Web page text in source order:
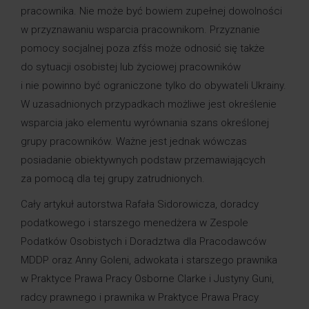
pracownika. Nie może być bowiem zupełnej dowolności
w przyznawaniu wsparcia pracownikom. Przyznanie
pomocy socjalnej poza zfśs może odnosić się także
do sytuacji osobistej lub życiowej pracowników
i nie powinno być ograniczone tylko do obywateli Ukrainy.
W uzasadnionych przypadkach możliwe jest określenie
wsparcia jako elementu wyrównania szans określonej
grupy pracowników. Ważne jest jednak wówczas
posiadanie obiektywnych podstaw przemawiających
za pomocą dla tej grupy zatrudnionych.
Cały artykuł autorstwa Rafała Sidorowicza, doradcy
podatkowego i starszego menedżera w Zespole
Podatków Osobistych i Doradztwa dla Pracodawców
MDDP oraz Anny Goleni, adwokata i starszego prawnika
w Praktyce Prawa Pracy Osborne Clarke i Justyny Guni,
radcy prawnego i prawnika w Praktyce Prawa Pracy